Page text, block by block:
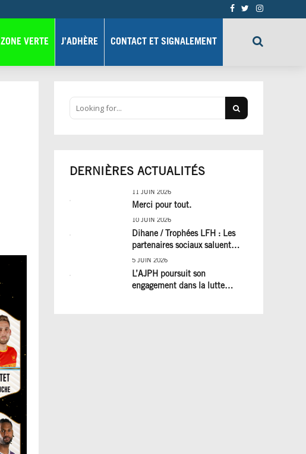
ZONE VERTE J’ADHÈRE CONTACT ET SIGNALEMENT
DERNIÈRES ACTUALITÉS
11 JUIN 2026
Merci pour tout.
10 JUIN 2026
Dihane / Trophées LFH : Les
partenaires sociaux saluent
cinq années de progrès social
et les efforts à poursuivre !
5 JUIN 2026
L’AJPH poursuit son
engagement dans la lutte